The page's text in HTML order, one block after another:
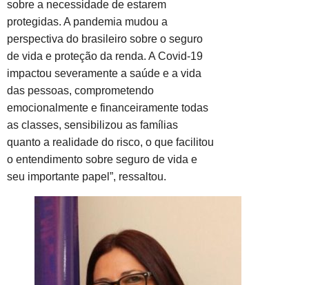
sobre a necessidade de estarem
protegidas. A pandemia mudou a
perspectiva do brasileiro sobre o seguro
de vida e proteção da renda. A Covid-19
impactou severamente a saúde e a vida
das pessoas, comprometendo
emocionalmente e financeiramente todas
as classes, sensibilizou as famílias
quanto a realidade do risco, o que facilitou
o entendimento sobre seguro de vida e
seu importante papel”, ressaltou.